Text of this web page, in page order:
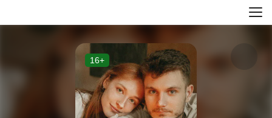
16+